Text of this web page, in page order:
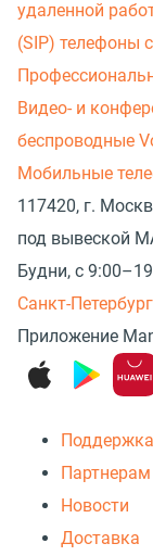
удаленной
(SIP) телефоны
Видео- и
беспроводные
Мобильные
117420, г.
под вывеской
Будни, с
Санкт-Петербург
Приложение
Поддержка
Партнерам
Новости
Доставка